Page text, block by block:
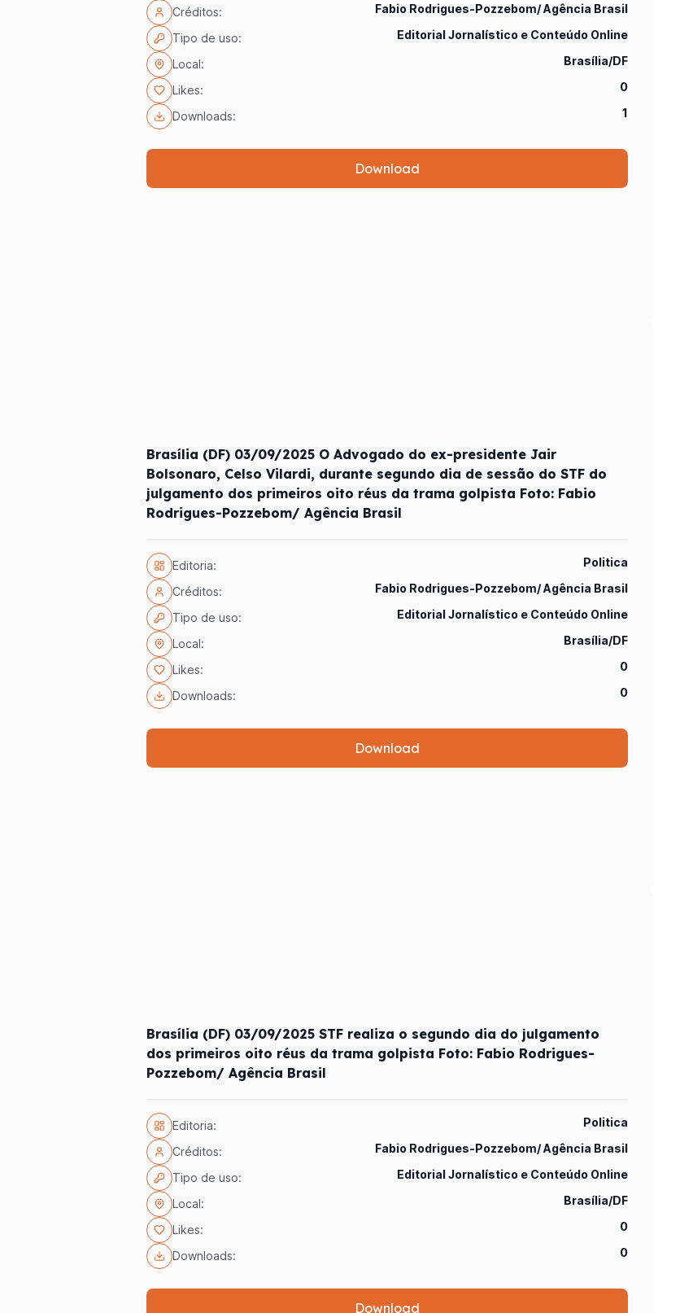
Créditos: Fabio Rodrigues-Pozzebom/ Agência Brasil
Tipo de uso: Editorial Jornalístico e Conteúdo Online
Local: Brasília/DF
Likes: 0
Downloads: 1
Download
Brasília (DF) 03/09/2025 O Advogado do ex-presidente Jair
Bolsonaro, Celso Vilardi, durante segundo dia de sessão do STF do
julgamento dos primeiros oito réus da trama golpista Foto: Fabio
Rodrigues-Pozzebom/ Agência Brasil
Editoria: Politica
Créditos: Fabio Rodrigues-Pozzebom/ Agência Brasil
Tipo de uso: Editorial Jornalístico e Conteúdo Online
Local: Brasília/DF
Likes: 0
Downloads: 0
Download
Brasília (DF) 03/09/2025 STF realiza o segundo dia do julgamento
dos primeiros oito réus da trama golpista Foto: Fabio Rodrigues-
Pozzebom/ Agência Brasil
Editoria: Politica
Créditos: Fabio Rodrigues-Pozzebom/ Agência Brasil
Tipo de uso: Editorial Jornalístico e Conteúdo Online
Local: Brasília/DF
Likes: 0
Downloads: 0
Download